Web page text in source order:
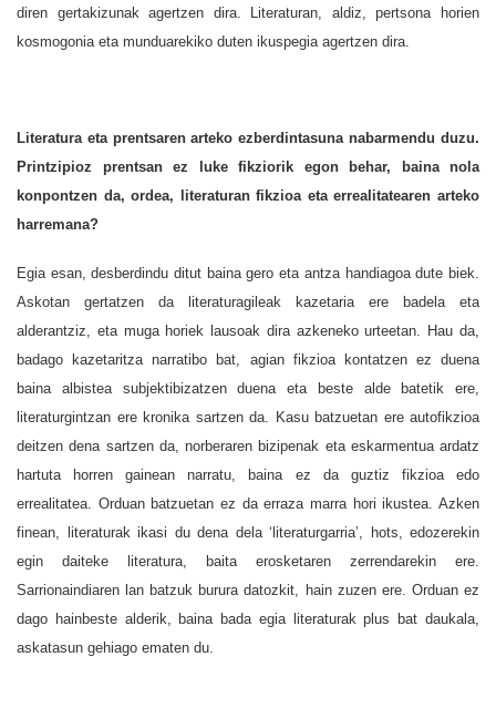
diren gertakizunak agertzen dira. Literaturan, aldiz, pertsona horien
kosmogonia eta munduarekiko duten ikuspegia agertzen dira.
Literatura eta prentsaren arteko ezberdintasuna nabarmendu duzu.
Printzipioz prentsan ez luke fikziorik egon behar, baina nola
konpontzen da, ordea, literaturan fikzioa eta errealitatearen arteko
harremana?
Egia esan, desberdindu ditut baina gero eta antza handiagoa dute biek.
Askotan gertatzen da literaturagileak kazetaria ere badela eta
alderantziz, eta muga horiek lausoak dira azkeneko urteetan. Hau da,
badago kazetaritza narratibo bat, agian fikzioa kontatzen ez duena
baina albistea subjektibizatzen duena eta beste alde batetik ere,
literaturgintzan ere kronika sartzen da. Kasu batzuetan ere autofikzioa
deitzen dena sartzen da, norberaren bizipenak eta eskarmentua ardatz
hartuta horren gainean narratu, baina ez da guztiz fikzioa edo
errealitatea. Orduan batzuetan ez da erraza marra hori ikustea. Azken
finean, literaturak ikasi du dena dela ‘literaturgarria’, hots, edozerekin
egin daiteke literatura, baita erosketaren zerrendarekin ere.
Sarrionaindiaren lan batzuk burura datozkit, hain zuzen ere. Orduan ez
dago hainbeste alderik, baina bada egia literaturak plus bat daukala,
askatasun gehiago ematen du.